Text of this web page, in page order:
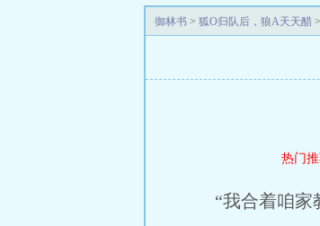
御林书 > 狐O归队后，狼A天天醋
热门推
“我合着咱家